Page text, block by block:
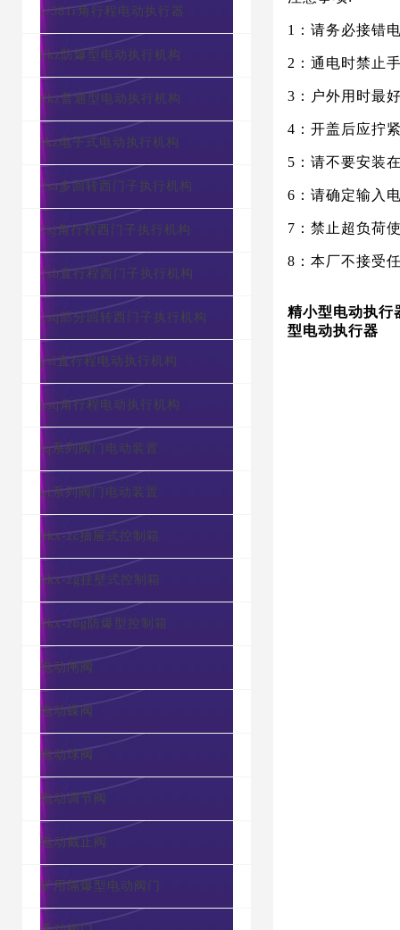
c/381r角行程电动执行器
dkz防爆型电动执行机构
dkz普通型电动执行机构
skz电子式电动执行机构
2sa多回转西门子执行机构
2sj角行程西门子执行机构
2sb直行程西门子执行机构
2sq部分回转西门子执行机构
psl直行程电动执行机构
psq角行程电动执行机构
lq系列阀门电动装置
qt系列阀门电动装置
dkx-zc抽屉式控制箱
dkx-zg挂壁式控制箱
dkx-zbg防爆型控制箱
电动闸阀
电动蝶阀
电动球阀
电动调节阀
电动截止阀
矿用隔爆型电动阀门
1：请务必接错
2：通电时禁止
3：户外用时最
4：开盖后应拧
5：请不要安装
6：请确定输入
7：禁止超负荷
8：本厂不接受
精小型电动执行
型电动执行器